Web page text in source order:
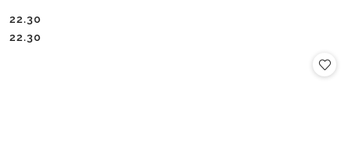
Cena:
22.30
Cena:
22.30